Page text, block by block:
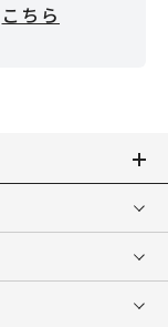
こちら